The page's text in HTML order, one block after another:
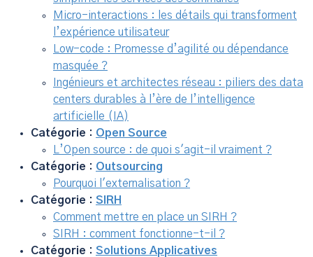
Micro-interactions : les détails qui transforment
l’expérience utilisateur
Low-code : Promesse d’agilité ou dépendance
masquée ?
Ingénieurs et architectes réseau : piliers des data
centers durables à l’ère de l’intelligence
artificielle (IA)
Catégorie : Open Source
L’Open source : de quoi s'agit-il vraiment ?
Catégorie : Outsourcing
Pourquoi l'externalisation ?
Catégorie : SIRH
Comment mettre en place un SIRH ?
SIRH : comment fonctionne-t-il ?
Catégorie : Solutions Applicatives